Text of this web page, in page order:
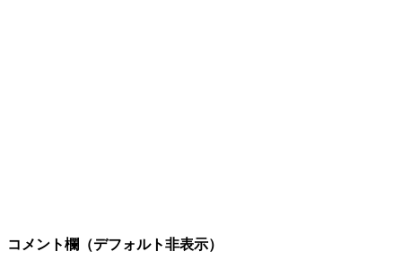
コメント欄（デフォルト非表示）